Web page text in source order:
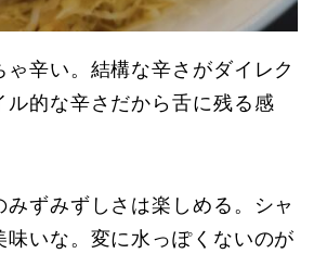
ゃ辛い。結構な辛さがダイレク
ル的な辛さだから舌に残る感
ずみずしさは楽しめる。シャ
味いな。変に水っぽくないのが